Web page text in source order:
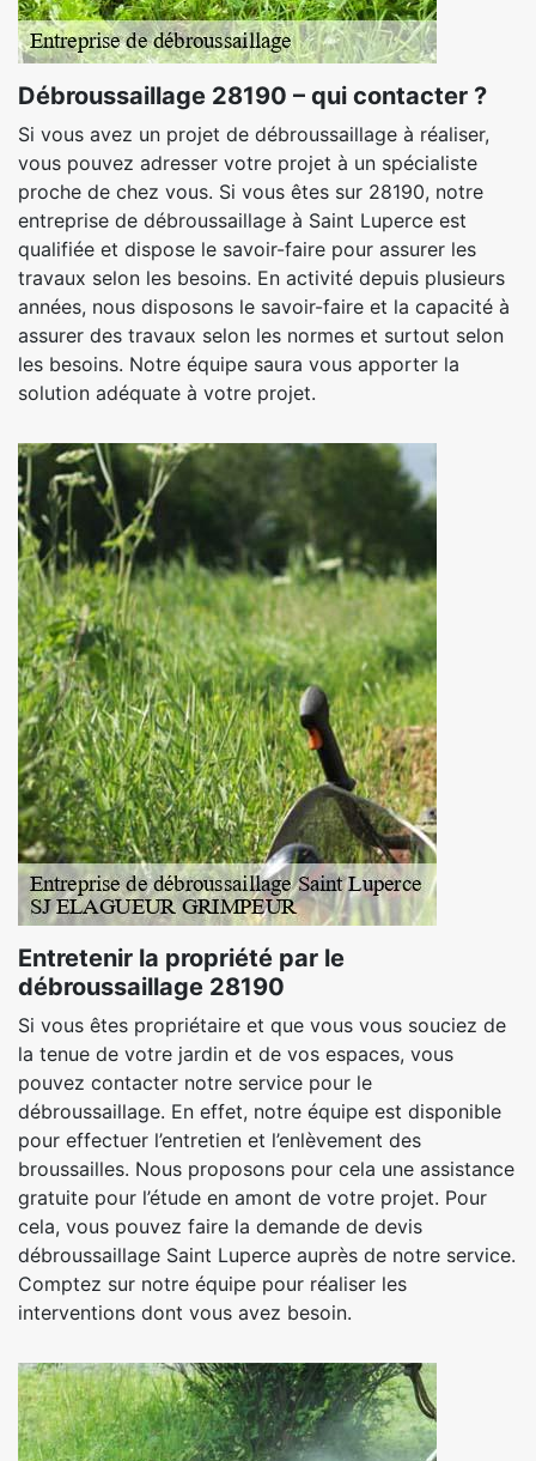
Débroussaillage 28190 – qui contacter ?
Si vous avez un projet de débroussaillage à réaliser,
vous pouvez adresser votre projet à un spécialiste
proche de chez vous. Si vous êtes sur 28190, notre
entreprise de débroussaillage à Saint Luperce est
qualifiée et dispose le savoir-faire pour assurer les
travaux selon les besoins. En activité depuis plusieurs
années, nous disposons le savoir-faire et la capacité à
assurer des travaux selon les normes et surtout selon
les besoins. Notre équipe saura vous apporter la
solution adéquate à votre projet.
Entretenir la propriété par le
débroussaillage 28190
Si vous êtes propriétaire et que vous vous souciez de
la tenue de votre jardin et de vos espaces, vous
pouvez contacter notre service pour le
débroussaillage. En effet, notre équipe est disponible
pour effectuer l’entretien et l’enlèvement des
broussailles. Nous proposons pour cela une assistance
gratuite pour l’étude en amont de votre projet. Pour
cela, vous pouvez faire la demande de devis
débroussaillage Saint Luperce auprès de notre service.
Comptez sur notre équipe pour réaliser les
interventions dont vous avez besoin.